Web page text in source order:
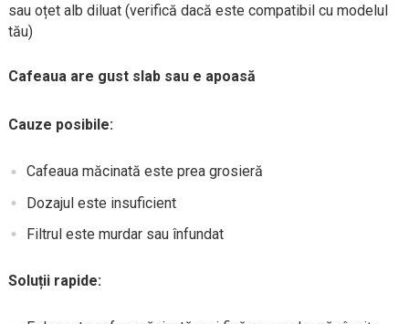
sau oțet alb diluat (verifică dacă este compatibil cu modelul
tău)
Cafeaua are gust slab sau e apoasă
Cauze posibile:
Cafeaua măcinată este prea grosieră
Dozajul este insuficient
Filtrul este murdar sau înfundat
Soluții rapide: